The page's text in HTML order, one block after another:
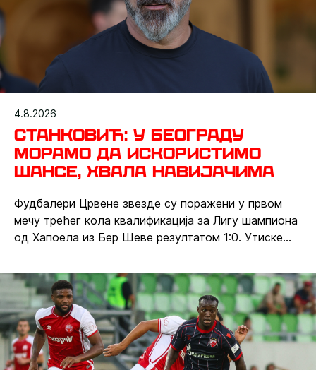
4.8.2026
Станковић: У Београду
морамо да искористимо
шансе, хвала навијачима
Фудбалери Црвене звезде су поражени у првом
мечу трећег кола квалификација за Лигу шампиона
од Хапоела из Бер Шеве резултатом 1:0. Утиске
белих Дејан Станковић.